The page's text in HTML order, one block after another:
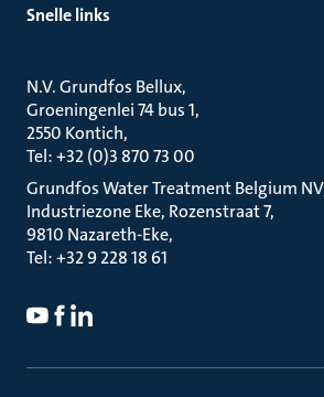
Snelle links
N.V. Grundfos Bellux
Groeningenlei 74 bus 1
2550 Kontich
Tel: +32 (0)3 870 73 00
Grundfos Water Treatment Belgium NV
Industriezone Eke, Rozenstraat 7
9810 Nazareth-Eke
Tel: +32 9 228 18 61